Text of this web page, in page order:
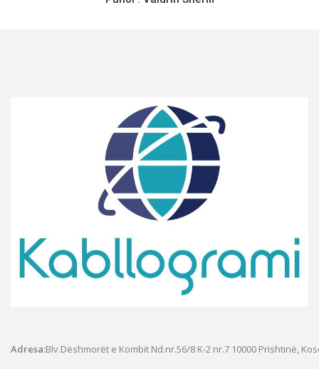
Adresa:Blv.Dëshmorët e Kombit Nd.nr.56/8 K-2 nr.7 10000 Prishtinë,